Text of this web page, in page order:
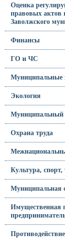
Оценка
правовых актов
Заволжского
Финансы
ГО и ЧС
Муниципальные
Экология
Муниципальный
Охрана труда
Культура,
Муниципальная
Имущественная